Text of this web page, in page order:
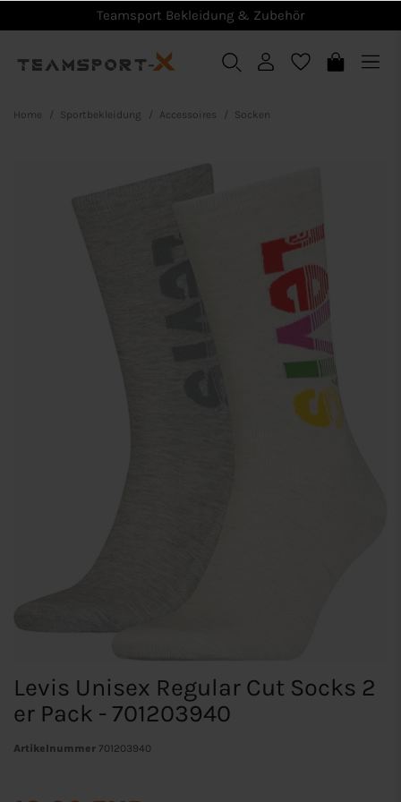
Teamsport Bekleidung & Zubehör
Home Sportbekleidung Accessoires Socken
Levis Unisex Regular Cut Socks 2
er Pack - 701203940
Artikelnummer 701203940